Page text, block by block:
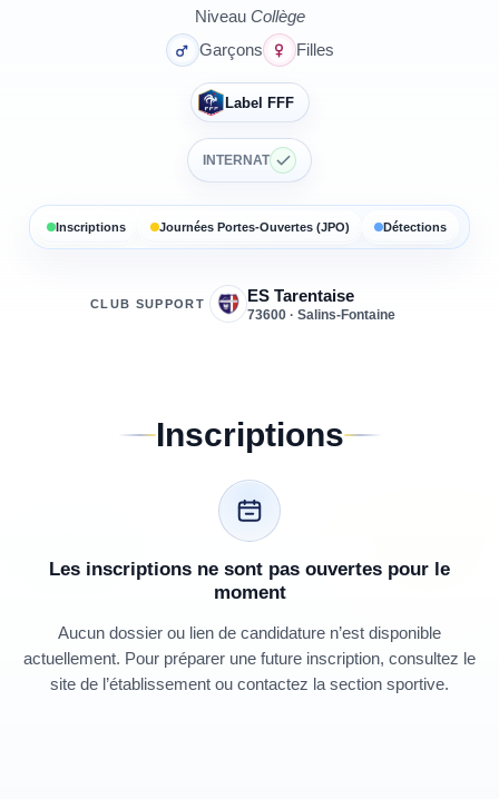
Niveau Collège
Garçons
Filles
Label FFF
INTERNAT
Inscriptions Journées Portes-Ouvertes (JPO) Détections
CLUB SUPPORT ES Tarentaise
73600 · Salins-Fontaine
Inscriptions
Les inscriptions ne sont pas ouvertes pour le
moment
Aucun dossier ou lien de candidature n’est disponible
actuellement. Pour préparer une future inscription, consultez le
site de l’établissement ou contactez la section sportive.